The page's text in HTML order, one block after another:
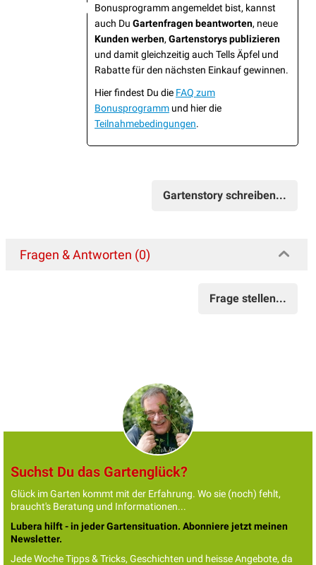
Bonusprogramm angemeldet bist, kannst
auch Du Gartenfragen beantworten, neue
Kunden werben, Gartenstorys publizieren
und damit gleichzeitig auch Tells Äpfel und
Rabatte für den nächsten Einkauf gewinnen.
Hier findest Du die FAQ zum
Bonusprogramm und hier die
Teilnahmebedingungen.
Gartenstory schreiben...
Fragen & Antworten (0)
Frage stellen...
Suchst Du das Gartenglück?
Glück im Garten kommt mit der Erfahrung. Wo sie (noch) fehlt,
braucht's Beratung und Informationen...
Lubera hilft - in jeder Gartensituation. Abonniere jetzt meinen
Newsletter.
Jede Woche Tipps & Tricks, Geschichten und heisse Angebote, da